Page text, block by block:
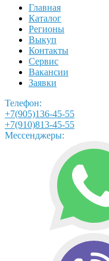
Главная
Каталог
Регионы
Выкуп
Контакты
Сервис
Вакансии
Заявки
Телефон:
+7(905)136-45-55
+7(910)813-45-55
Мессенджеры: